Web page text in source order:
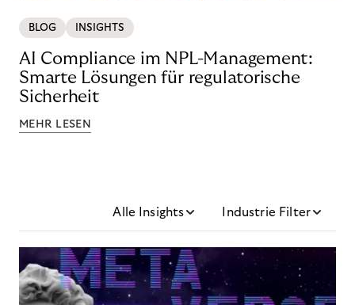
BLOG INSIGHTS
AI Compliance im NPL-Management:
Smarte Lösungen für regulatorische
Sicherheit
MEHR LESEN
Alle Insights Industrie Filter